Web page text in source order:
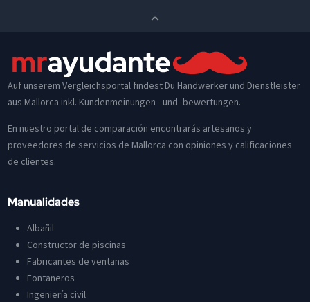
Auf unserem Vergleichsportal findest Du Handwerker und Dienstleister
aus Mallorca inkl. Kundenmeinungen - und -bewertungen.
En nuestro portal de comparación encontrarás artesanos y
proveedores de servicios de Mallorca con opiniones y calificaciones
de clientes.
Manualidades
Albañil
Constructor de piscinas
Fabricantes de ventanas
Fontaneros
Ingeniería civil